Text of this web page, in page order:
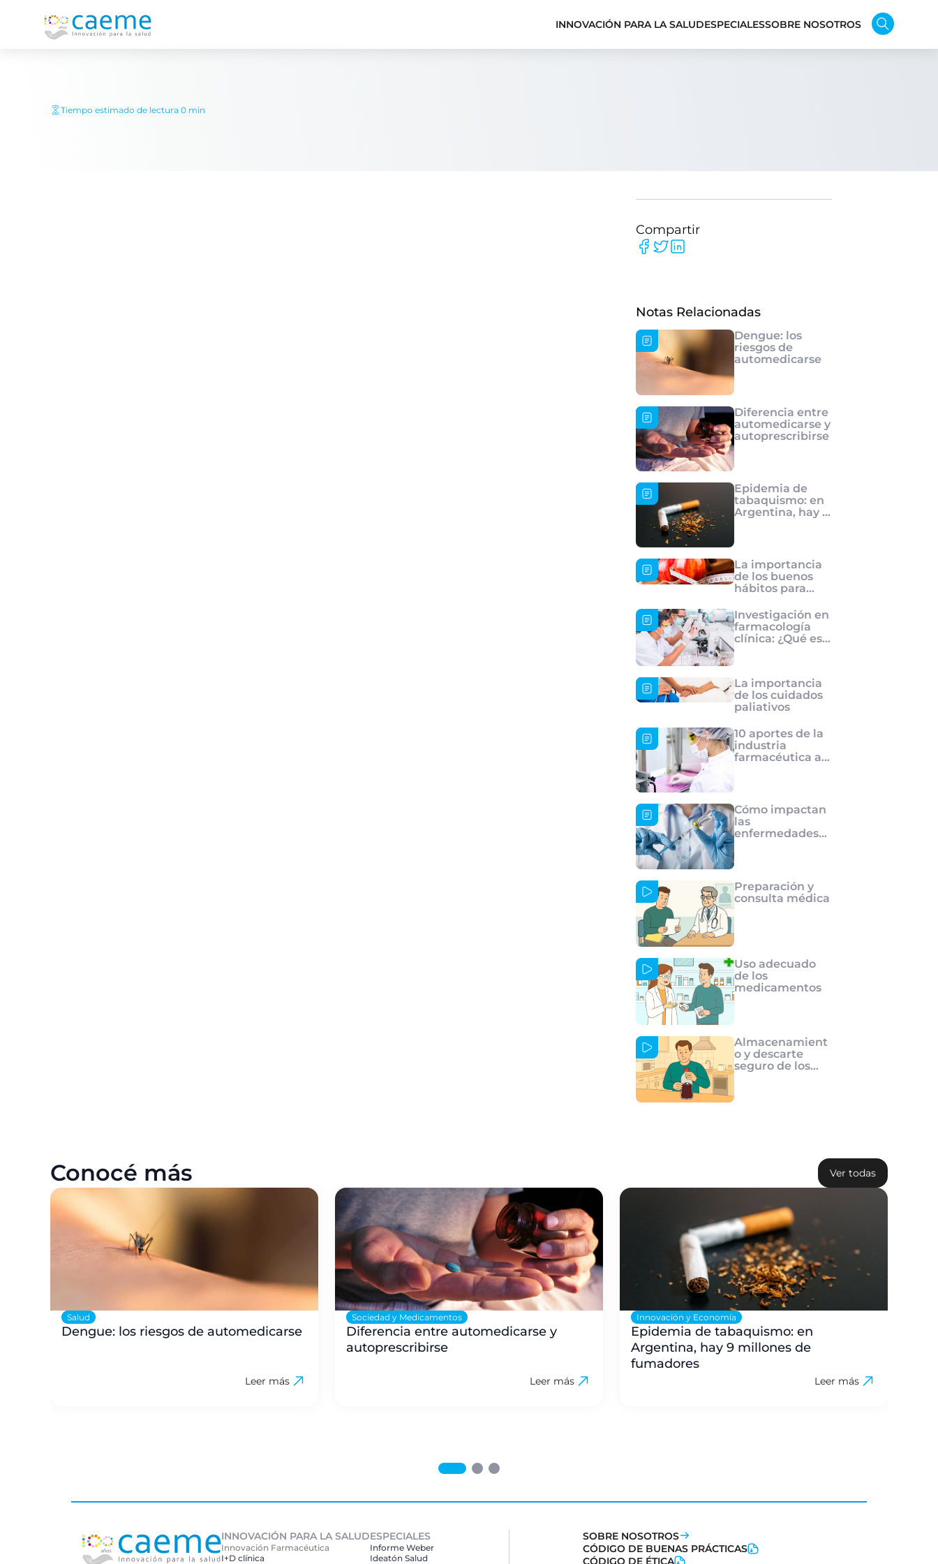
INNOVACIÓN PARA LA SALUDESPECIALESSOBRE NOSOTROS
Tiempo estimado de lectura 0 min
Compartir
Notas Relacionadas
Dengue: los
riesgos de
automedicarse
Diferencia entre
automedicarse y
autoprescribirse
Epidemia de
tabaquismo: en
Argentina, hay 9
La importancia
de los buenos
hábitos para
obesidad
Investigación en
farmacología
clínica: ¿Qué es
el
consentimiento
La importancia
de los cuidados
paliativos
10 aportes de la
industria
farmacéutica a
Cómo impactan
las
enfermedades
cuando bajan las
coberturas de
vacunación
Preparación y
consulta médica
Uso adecuado
de los
medicamentos
Almacenamient
o y descarte
seguro de los
Conocé más Ver todas
Salud
Dengue: los riesgos de automedicarse
Leer más
Sociedad y Medicamentos
Diferencia entre automedicarse y
autoprescribirse
Leer más
Innovación y Economía
Epidemia de tabaquismo: en
Argentina, hay 9 millones de
fumadores
Leer más
INNOVACIÓN PARA LA SALUD
Innovación Farmacéutica
I+D clínica
ESPECIALES
Informe Weber
Ideatón Salud
SOBRE NOSOTROS
CÓDIGO DE BUENAS PRÁCTICAS
CÓDIGO DE ÉTICA